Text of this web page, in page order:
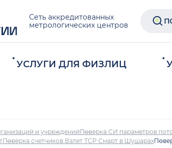
Сеть аккредитованных
метрологических центров
УСЛУГИ ДЛЯ ФИЗЛИЦ
и учрежденийПоверка СИ параметров
Поверка счетчиков Взлет ТСР Смарт в Шушарах